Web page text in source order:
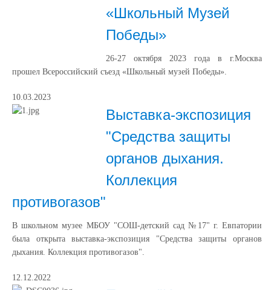
«Школьный Музей
Победы»
26-27 октября 2023 года в г.Москва
прошел Всероссийский съезд «Школьный музей Победы».
10.03.2023
Выставка-экспозиция
"Средства защиты
органов дыхания.
Коллекция
противогазов"
В школьном музее МБОУ "СОШ-детский сад №17" г. Евпатории
была открыта выставка-экспозиция "Средства защиты органов
дыхания. Коллекция противогазов".
12.12.2022